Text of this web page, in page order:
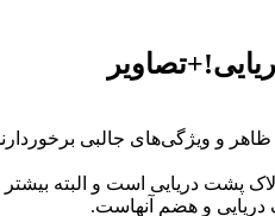
و ویژگی‌های جالبی
پشت دریایی است و البته
دریایی و هضم آنهاست.